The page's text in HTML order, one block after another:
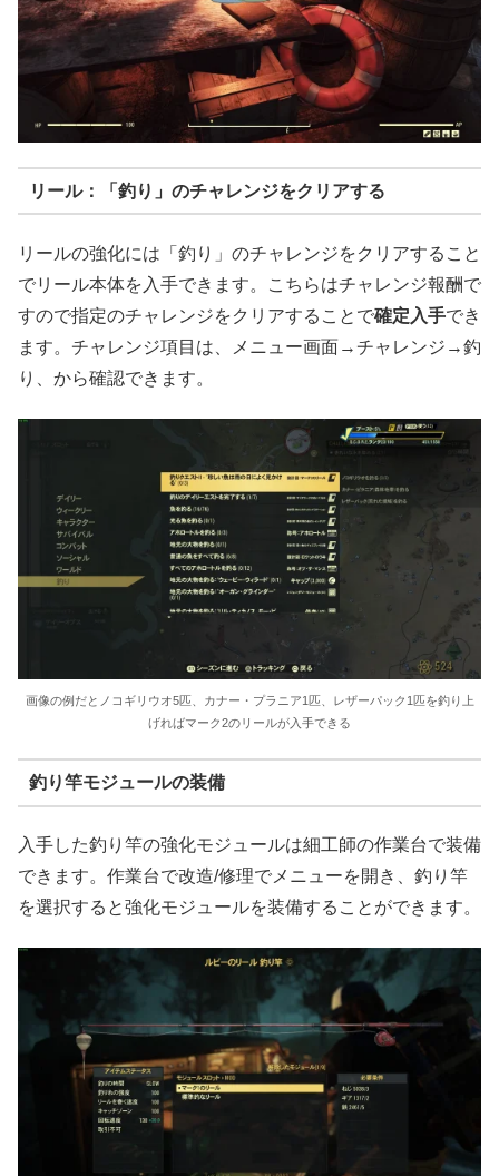
リール：「釣り」のチャレンジをクリアする
リールの強化には「釣り」のチャレンジをクリアすること
でリール本体を入手できます。こちらはチャレンジ報酬で
すので指定のチャレンジをクリアすることで確定入手でき
ます。チャレンジ項目は、メニュー画面→チャレンジ→釣
り、から確認できます。
画像の例だとノコギリウオ5匹、カナー・プラニア1匹、レザーパック1匹を釣り上
げればマーク2のリールが入手できる
釣り竿モジュールの装備
入手した釣り竿の強化モジュールは細工師の作業台で装備
できます。作業台で改造/修理でメニューを開き、釣り竿
を選択すると強化モジュールを装備することができます。